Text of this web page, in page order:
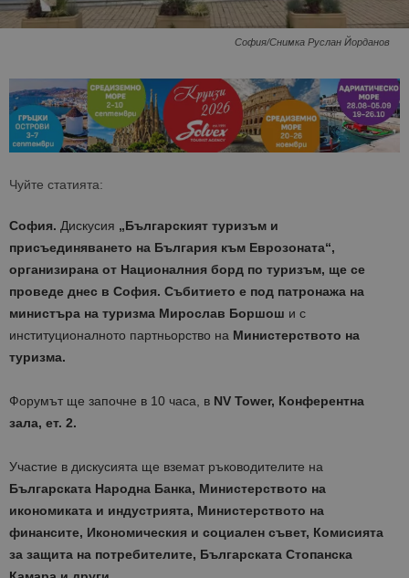
София/Снимка Руслан Йорданов
Чуйте статията:
София. Дискусия „Българският туризъм и
присъединяването на България към Еврозоната“,
организирана от Националния борд по туризъм, ще се
проведе днес в София. Събитието е под патронажа на
министъра на туризма Мирослав Боршош и с
институционалното партньорство на Министерството на
туризма.
Форумът ще започне в 10 часа, в NV Tower, Конферентна
зала, ет. 2.
Участие в дискусията ще вземат ръководителите на
Българската Народна Банка, Министерството на
икономиката и индустрията, Министерството на
финансите, Икономическия и социален съвет, Комисията
за защита на потребителите, Българската Стопанска